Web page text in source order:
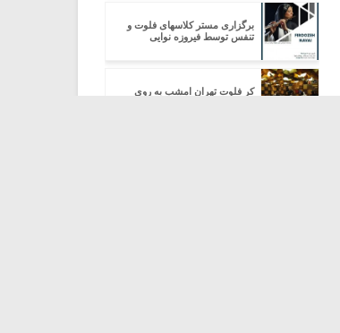
برگزاری مستر کلاسهای فلوت و
تنفس توسط فیروزه نوایی
کر فلوت تهران امشب به روی